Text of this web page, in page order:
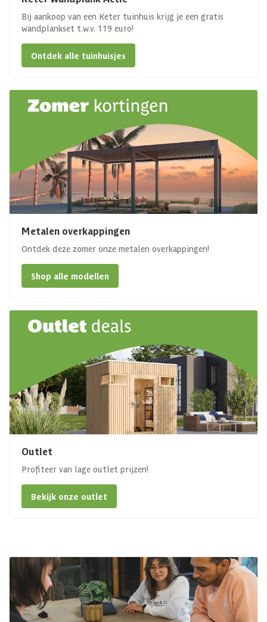
Bij aankoop van een Keter tuinhuis krijg je een gratis
wandplankset t.w.v. 119 euro!
Ontdek alle tuinhuisjes
Metalen overkappingen
Ontdek deze zomer onze metalen overkappingen!
Shop alle modellen
Outlet
Profiteer van lage outlet prijzen!
Bekijk onze outlet